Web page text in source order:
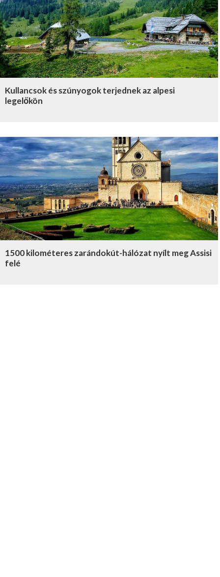
Kullancsok és szúnyogok terjednek az alpesi
legelőkön
1500 kilométeres zarándokút-hálózat nyílt meg Assisi
felé